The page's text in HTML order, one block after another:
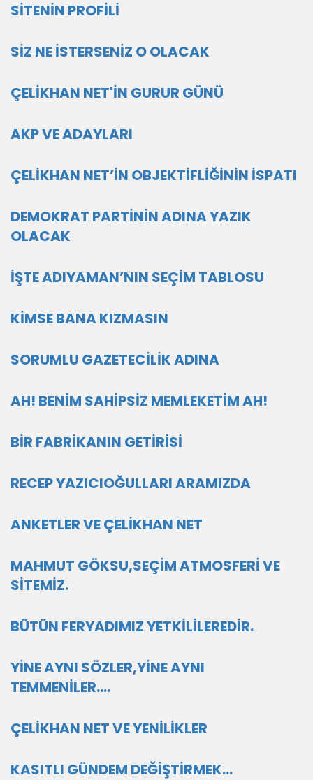
SİTENİN PROFİLİ
SİZ NE İSTERSENİZ O OLACAK
ÇELİKHAN NET'İN GURUR GÜNÜ
AKP VE ADAYLARI
ÇELİKHAN NET’İN OBJEKTİFLİĞİNİN İSPATI
DEMOKRAT PARTİNİN ADINA YAZIK
OLACAK
İŞTE ADIYAMAN’NIN SEÇİM TABLOSU
KİMSE BANA KIZMASIN
SORUMLU GAZETECİLİK ADINA
AH! BENİM SAHİPSİZ MEMLEKETİM AH!
BİR FABRİKANIN GETİRİSİ
RECEP YAZICIOĞULLARI ARAMIZDA
ANKETLER VE ÇELİKHAN NET
MAHMUT GÖKSU,SEÇİM ATMOSFERİ VE
SİTEMİZ.
BÜTÜN FERYADIMIZ YETKİLİLEREDİR.
YİNE AYNI SÖZLER,YİNE AYNI
TEMMENİLER....
ÇELİKHAN NET VE YENİLİKLER
KASITLI GÜNDEM DEĞİŞTİRMEK...